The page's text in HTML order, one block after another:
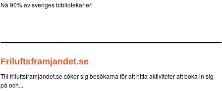
Nå 90% av sveriges bibliotekarier!
Friluftsframjandet.se
Till friluftsframjandet.se söker sig besökarna för att hitta aktiviteter att boka in sig
på och...